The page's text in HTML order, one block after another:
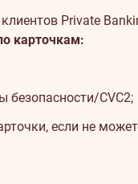
Private
карточкам:
безопасности/CVC2;
если не